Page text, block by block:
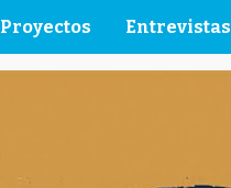
Proyectos Entrevistas